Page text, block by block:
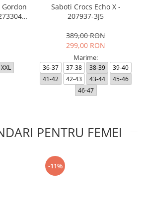
Gordon
XXL
Saboti Crocs Echo X -
207937-3J5
389,00 RON
299,00 RON
Marime:
36-37 37-38 38-39
39-40
41-42
42-43 43-44
45-46
46-47
PENTRU FEMEI
-11%